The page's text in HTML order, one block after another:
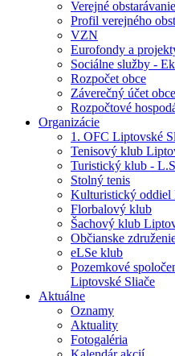
Verejné obstarávanie
Profil verejného
VZN
Eurofondy a
Sociálne služby -
Rozpočet obce
Záverečný účet obce
Rozpočtové
Organizácie
1. OFC Liptovské
Tenisový klub
Turistický klub -
Stolný tenis
Kulturistický
Florbalový klub
Šachový klub
Občianske
eLSe klub
Pozemkové
Liptovské Sliače
Aktuálne
Oznamy
Aktuality
Fotogaléria